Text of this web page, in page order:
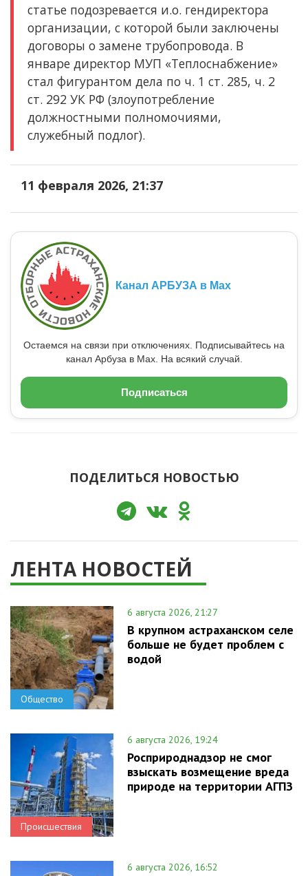
статье подозревается и.о. гендиректора
организации, с которой были заключены
договоры о замене трубопровода. В
январе директор МУП «Теплоснабжение»
стал фигурантом дела по ч. 1 ст. 285, ч. 2
ст. 292 УК РФ (злоупотребление
должностными полномочиями,
служебный подлог).
11 февраля 2026, 21:37
Канал АРБУЗА в Max
Остаемся на связи при отключениях. Подписывайтесь на
канал Арбуза в Max. На всякий случай.
Подписаться
ПОДЕЛИТЬСЯ НОВОСТЬЮ
ЛЕНТА НОВОСТЕЙ
Общество
6 августа 2026, 21:27
В крупном астраханском селе
больше не будет проблем с
водой
Происшествия
6 августа 2026, 19:24
Росприроднадзор не смог
взыскать возмещение вреда
природе на территории АГПЗ
6 августа 2026, 16:52